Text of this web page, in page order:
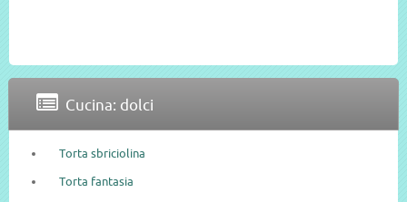
Cucina: dolci
Torta sbriciolina
Torta fantasia